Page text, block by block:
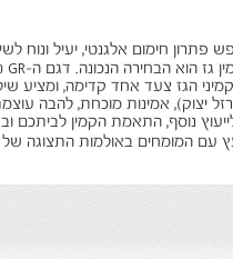
פתרון חימום אלגנטי, יעיל ונוח
גז הוא הבחירה הנכונה. דגם ה-GR
הגז צעד אחד קדימה, ומציע
יצוק), אמינות מוכחת, להבה
נוסף, התאמת הקמין לביתכם
עם המומחים באולמות התצוגה של